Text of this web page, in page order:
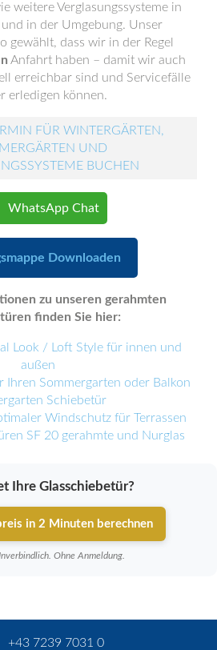
weitere Verglasungssysteme in
in der Umgebung. Unser
gewählt, dass wir in der Regel
Anfahrt haben – damit wir auch
erreichbar sind und Servicefälle
erledigen können.
FÜR WINTERGÄRTEN,
UND
BUCHEN
WhatsApp Chat
Downloaden
zu unseren gerahmten
finden Sie hier:
Look / Loft Style für innen und
außen
Ihren Sommergarten oder Balkon
Schiebetür
Windschutz für Terrassen
SF 20 gerahmte und Nurglas
Ihre Glasschiebetür?
in 2 Minuten berechnen
Ohne Anmeldung.
+43 7239 7031 0